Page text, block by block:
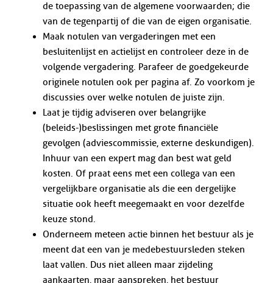
de toepassing van de algemene voorwaarden; die
van de tegenpartij of die van de eigen organisatie.
Maak notulen van vergaderingen met een
besluitenlijst en actielijst en controleer deze in de
volgende vergadering. Parafeer de goedgekeurde
originele notulen ook per pagina af. Zo voorkom je
discussies over welke notulen de juiste zijn.
Laat je tijdig adviseren over belangrijke
(beleids-)beslissingen met grote financiële
gevolgen (adviescommissie, externe deskundigen).
Inhuur van een expert mag dan best wat geld
kosten. Of praat eens met een collega van een
vergelijkbare organisatie als die een dergelijke
situatie ook heeft meegemaakt en voor dezelfde
keuze stond.
Onderneem meteen actie binnen het bestuur als je
meent dat een van je medebestuursleden steken
laat vallen. Dus niet alleen maar zijdeling
aankaarten, maar aanspreken, het bestuur